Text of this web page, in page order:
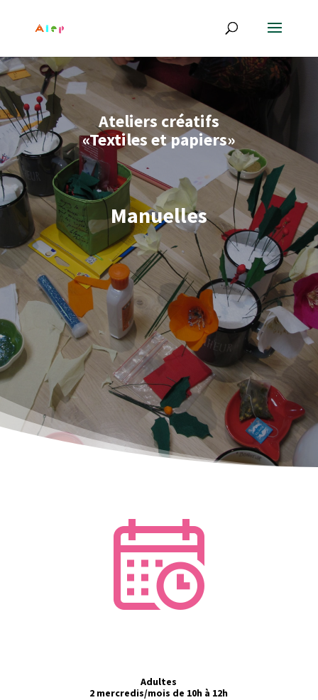
Ateliers créatifs
«Textiles et papiers»
Manuelles
Adultes
2 mercredis/mois de 10h à 12h